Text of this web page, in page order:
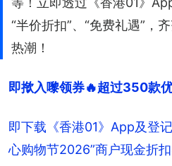
“半价折扣”、“免费礼遇”，
热潮！
即揿入嚟领券🔥超过350款
即下载《香港01》App及登
心购物节2026”商户现金折